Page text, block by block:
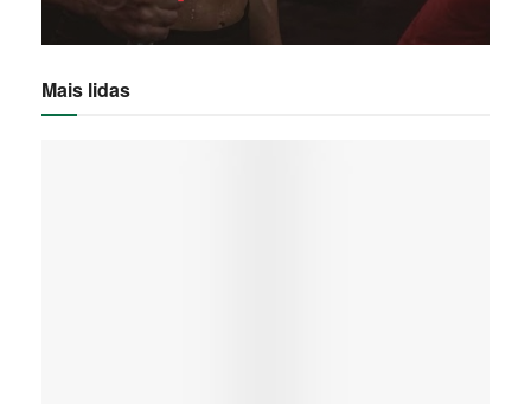
Mais lidas